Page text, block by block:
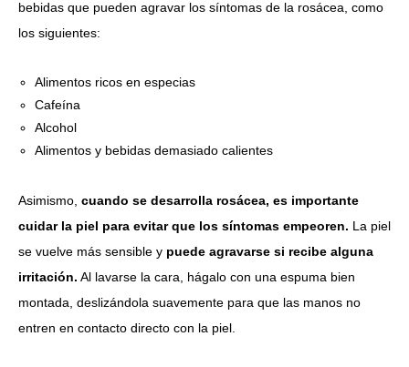
bebidas que pueden agravar los síntomas de la rosácea, como
los siguientes:
Alimentos ricos en especias
Cafeína
Alcohol
Alimentos y bebidas demasiado calientes
Asimismo, cuando se desarrolla rosácea, es importante
cuidar la piel para evitar que los síntomas empeoren. La piel
se vuelve más sensible y puede agravarse si recibe alguna
irritación. Al lavarse la cara, hágalo con una espuma bien
montada, deslizándola suavemente para que las manos no
entren en contacto directo con la piel.